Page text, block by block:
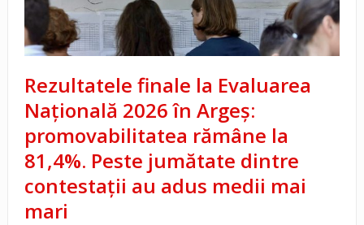
Rezultatele finale la Evaluarea
Națională 2026 în Argeș:
promovabilitatea rămâne la
81,4%. Peste jumătate dintre
contestații au adus medii mai
mari